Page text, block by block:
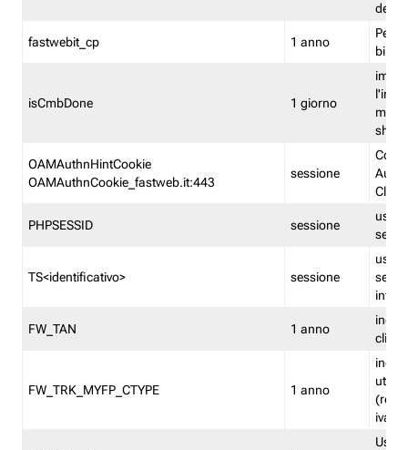
dei
fastwebit_cp 1 anno
isCmbDone 1 giorno
shp
OAMAuthnHintCookie
OAMAuthnCookie_fastweb.it:443
sessione
PHPSESSID sessione
TS<identificativo> sessione
FW_TAN 1 anno
FW_TRK_MYFP_CTYPE 1 anno
iva/